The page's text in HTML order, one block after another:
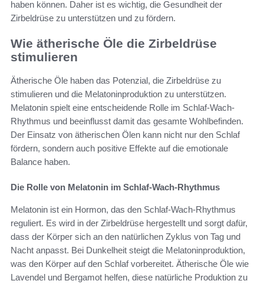
haben können. Daher ist es wichtig, die Gesundheit der
Zirbeldrüse zu unterstützen und zu fördern.
Wie ätherische Öle die Zirbeldrüse
stimulieren
Ätherische Öle haben das Potenzial, die Zirbeldrüse zu
stimulieren und die Melatoninproduktion zu unterstützen.
Melatonin spielt eine entscheidende Rolle im Schlaf-Wach-
Rhythmus und beeinflusst damit das gesamte Wohlbefinden.
Der Einsatz von ätherischen Ölen kann nicht nur den Schlaf
fördern, sondern auch positive Effekte auf die emotionale
Balance haben.
Die Rolle von Melatonin im Schlaf-Wach-Rhythmus
Melatonin ist ein Hormon, das den Schlaf-Wach-Rhythmus
reguliert. Es wird in der Zirbeldrüse hergestellt und sorgt dafür,
dass der Körper sich an den natürlichen Zyklus von Tag und
Nacht anpasst. Bei Dunkelheit steigt die Melatoninproduktion,
was den Körper auf den Schlaf vorbereitet. Ätherische Öle wie
Lavendel und Bergamot helfen, diese natürliche Produktion zu